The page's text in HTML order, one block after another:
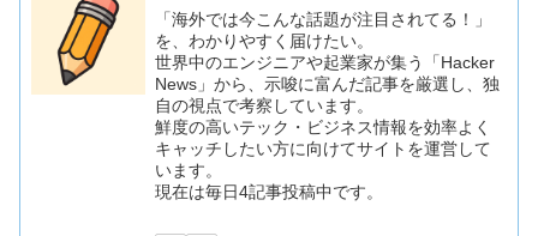
「海外では今こんな話題が注目されてる！」
を、わかりやすく届けたい。
世界中のエンジニアや起業家が集う「Hacker
News」から、示唆に富んだ記事を厳選し、独
自の視点で考察しています。
鮮度の高いテック・ビジネス情報を効率よく
キャッチしたい方に向けてサイトを運営して
います。
現在は毎日4記事投稿中です。